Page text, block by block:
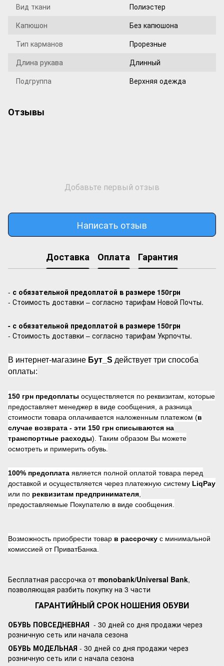
Вид ткани
Полиэстер
Капюшон
Без капюшона
Тип карманов
Прорезные
Длина рукава
Длинный
Подгруппа
Верхняя одежда
Отзывы
Добавьте первый отзыв
Написать отзыв
Доставка Оплата Гарантия
- с обязательной предоплатой в размере 150грн
- Стоимость доставки – согласно тарифам Новой Почты.
- с обязательной предоплатой в размере 150грн
- Стоимость доставки – согласно тарифам Укрпочты.
В интернет-магазине Бут_S действует три способа
оплаты:
150 грн предоплаты осуществляется по реквизитам, которые
предоставляет менеджер в виде сообщения, а разница
стоимости товара оплачивается наложенным платежом (в
случае возврата - эти 150 грн списываются на
транспортные расходы). Таким образом Вы можете
осмотреть и примерить обувь.
100% предоплата является полной оплатой товара перед
доставкой и осуществляется через платежную систему LiqPay
или по реквизитам предпринимателя
предоставляемые Покупателю в виде сообщения.
Возможность приобрести товар в рассрочку с минимальной
комиссией от ПриватБанка.
Бесплатная рассрочка от monobank/Universal Bank,
позволяющая разбить покупку на 3 части
ГАРАНТИЙНЫЙ СРОК НОШЕНИЯ ОБУВИ
ОБУВЬ ПОВСЕДНЕВНАЯ - 30 дней со дня продажи через
розничную сеть или начала сезона
ОБУВЬ МОДЕЛЬНАЯ - 30 дней со дня продажи через
розничную сеть или с начала сезона